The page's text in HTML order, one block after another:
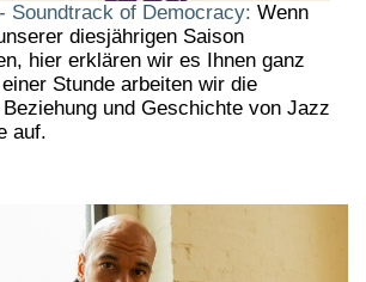
Soundtrack of Democracy: Wenn
diesjährigen Saison
hier erklären wir es Ihnen ganz
Stunde arbeiten wir die
und Geschichte von Jazz
auf.